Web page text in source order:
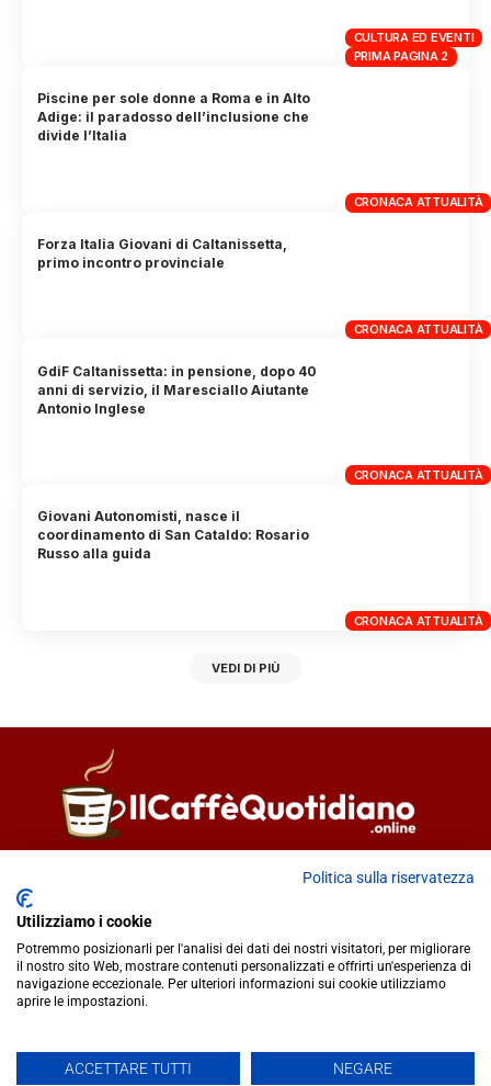
CULTURA ED EVENTI
PRIMA PAGINA 2
CRONACA ATTUALITÀ
Piscine per sole donne a Roma e in Alto
Adige: il paradosso dell’inclusione che
divide l’Italia
CRONACA ATTUALITÀ
Forza Italia Giovani di Caltanissetta,
primo incontro provinciale
CRONACA ATTUALITÀ
GdiF Caltanissetta: in pensione, dopo 40
anni di servizio, il Maresciallo Aiutante
Antonio Inglese
CRONACA ATTUALITÀ
Giovani Autonomisti, nasce il
coordinamento di San Cataldo: Rosario
Russo alla guida
VEDI DI PIÙ
Fiorella Falci
redazione@ilcaffequotidiano.online
C.F. 92076900858
Chi siamo
IlCaffèQuotidiano.online è una testata giornalistica registrata
Politica sulla riservatezza
Utilizziamo i cookie
Potremmo posizionarli per l'analisi dei dati dei nostri visitatori, per migliorare
il nostro sito Web, mostrare contenuti personalizzati e offrirti un'esperienza di
navigazione eccezionale. Per ulteriori informazioni sui cookie utilizziamo
aprire le impostazioni.
ACCETTARE TUTTI NEGARE